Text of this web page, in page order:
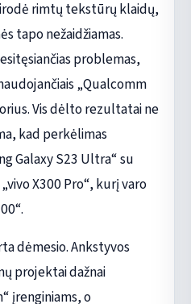
rimtų tekstūrų klaidų,
tapo nežaidžiamas.
problemas,
„Qualcomm
Vis dėlto rezultatai ne
kad perkėlimas
Galaxy S23 Ultra“ su
X300 Pro“, kurį varo
dėmesio. Ankstyvos
projektai dažnai
įrenginiams, o